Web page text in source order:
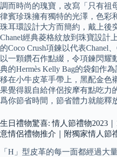
調而時尚的瑰寶，改寫「只有祖
律賓珍珠擁有獨特的光澤，色彩
珠耳環設計大方而簡約，戴上後
Chanel經典菱格紋放到珠寶設計
的Coco Crush項鍊以代表Chanel
以一顆鑽石作點綴，令項鍊閃耀
典的Hermès Kelly Bag的袋釦作
移在小牛皮革手帶上，黑配金色
果覺得親自給伴侶按摩有點吃力
爲你節省時間，節省體力就能釋
生日禮物驚喜: 情人節禮物2023
意情侶禮物推介｜附獨家情人節
「H」型皮革的每一面都經過大